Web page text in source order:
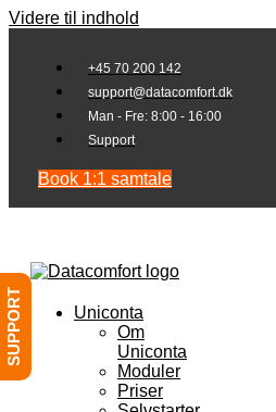
Videre til indhold
+45 70 200 142
support@datacomfort.dk
Man - Fre: 8:00 - 16:00
Support
Book 1:1 samtale
Uniconta
Om
Uniconta
Moduler
Priser
SUPPORT